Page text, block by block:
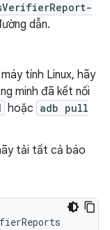
dẫn.
tính Linux, hãy
minh đã kết nối
hoặc adb pull
tải tất cả báo